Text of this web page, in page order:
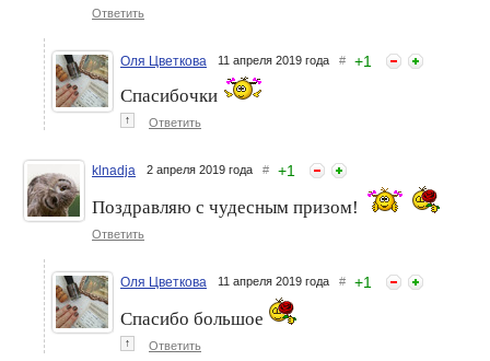
Ответить
Оля Цветкова 11 апреля 2019 года # +1
Спасибочки
↑ Ответить
klnadja 2 апреля 2019 года # +1
Поздравляю с чудесным призом!
Ответить
Оля Цветкова 11 апреля 2019 года # +1
Спасибо большое
↑ Ответить